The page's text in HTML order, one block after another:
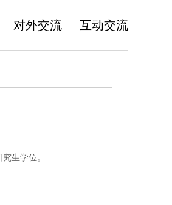
对外交流 互动交流
生学位。